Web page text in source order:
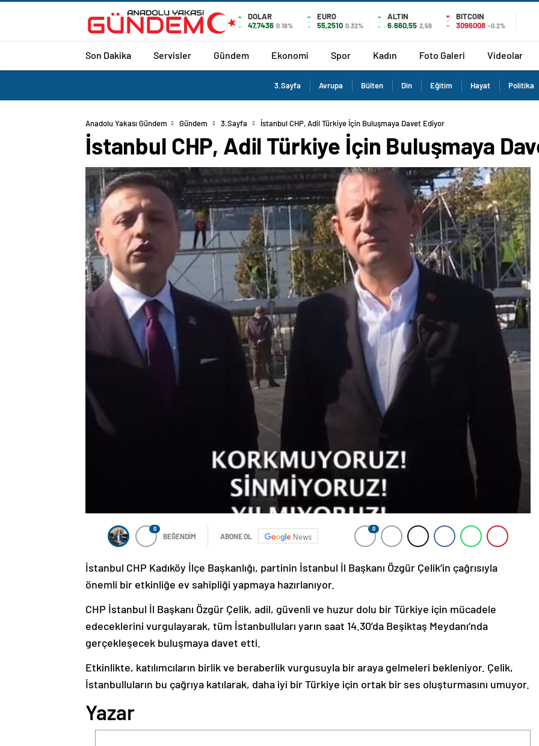
DOLAR
47,7436 0.18%
EURO
55,2510 0.32%
ALTIN
6.660,55 2,59
BITCOIN
3096008 -0.2%
Son Dakika Servisler Gündem Ekonomi Spor Kadın Foto Galeri Videolar
3.Sayfa Avrupa Bülten Din Eğitim Hayat Politika
Anadolu Yakası Gündem Gündem 3.Sayfa İstanbul CHP, Adil Türkiye İçin Buluşmaya Davet Ediyor
İstanbul CHP, Adil Türkiye İçin Buluşmaya
0
BEĞENDİM ABONE OL News
0
İstanbul CHP Kadıköy İlçe Başkanlığı, partinin İstanbul İl Başkanı Özgür Çelik’in çağrısıyla
önemli bir etkinliğe ev sahipliği yapmaya hazırlanıyor.
CHP İstanbul İl Başkanı Özgür Çelik, adil, güvenli ve huzur dolu bir Türkiye için mücadele
edeceklerini vurgulayarak, tüm İstanbulluları yarın saat 14.30’da Beşiktaş Meydanı’nda
gerçekleşecek buluşmaya davet etti.
Etkinlikte, katılımcıların birlik ve beraberlik vurgusuyla bir araya gelmeleri bekleniyor. Çelik,
İstanbulluların bu çağrıya katılarak, daha iyi bir Türkiye için ortak bir ses oluşturmasını umuyor.
Yazar